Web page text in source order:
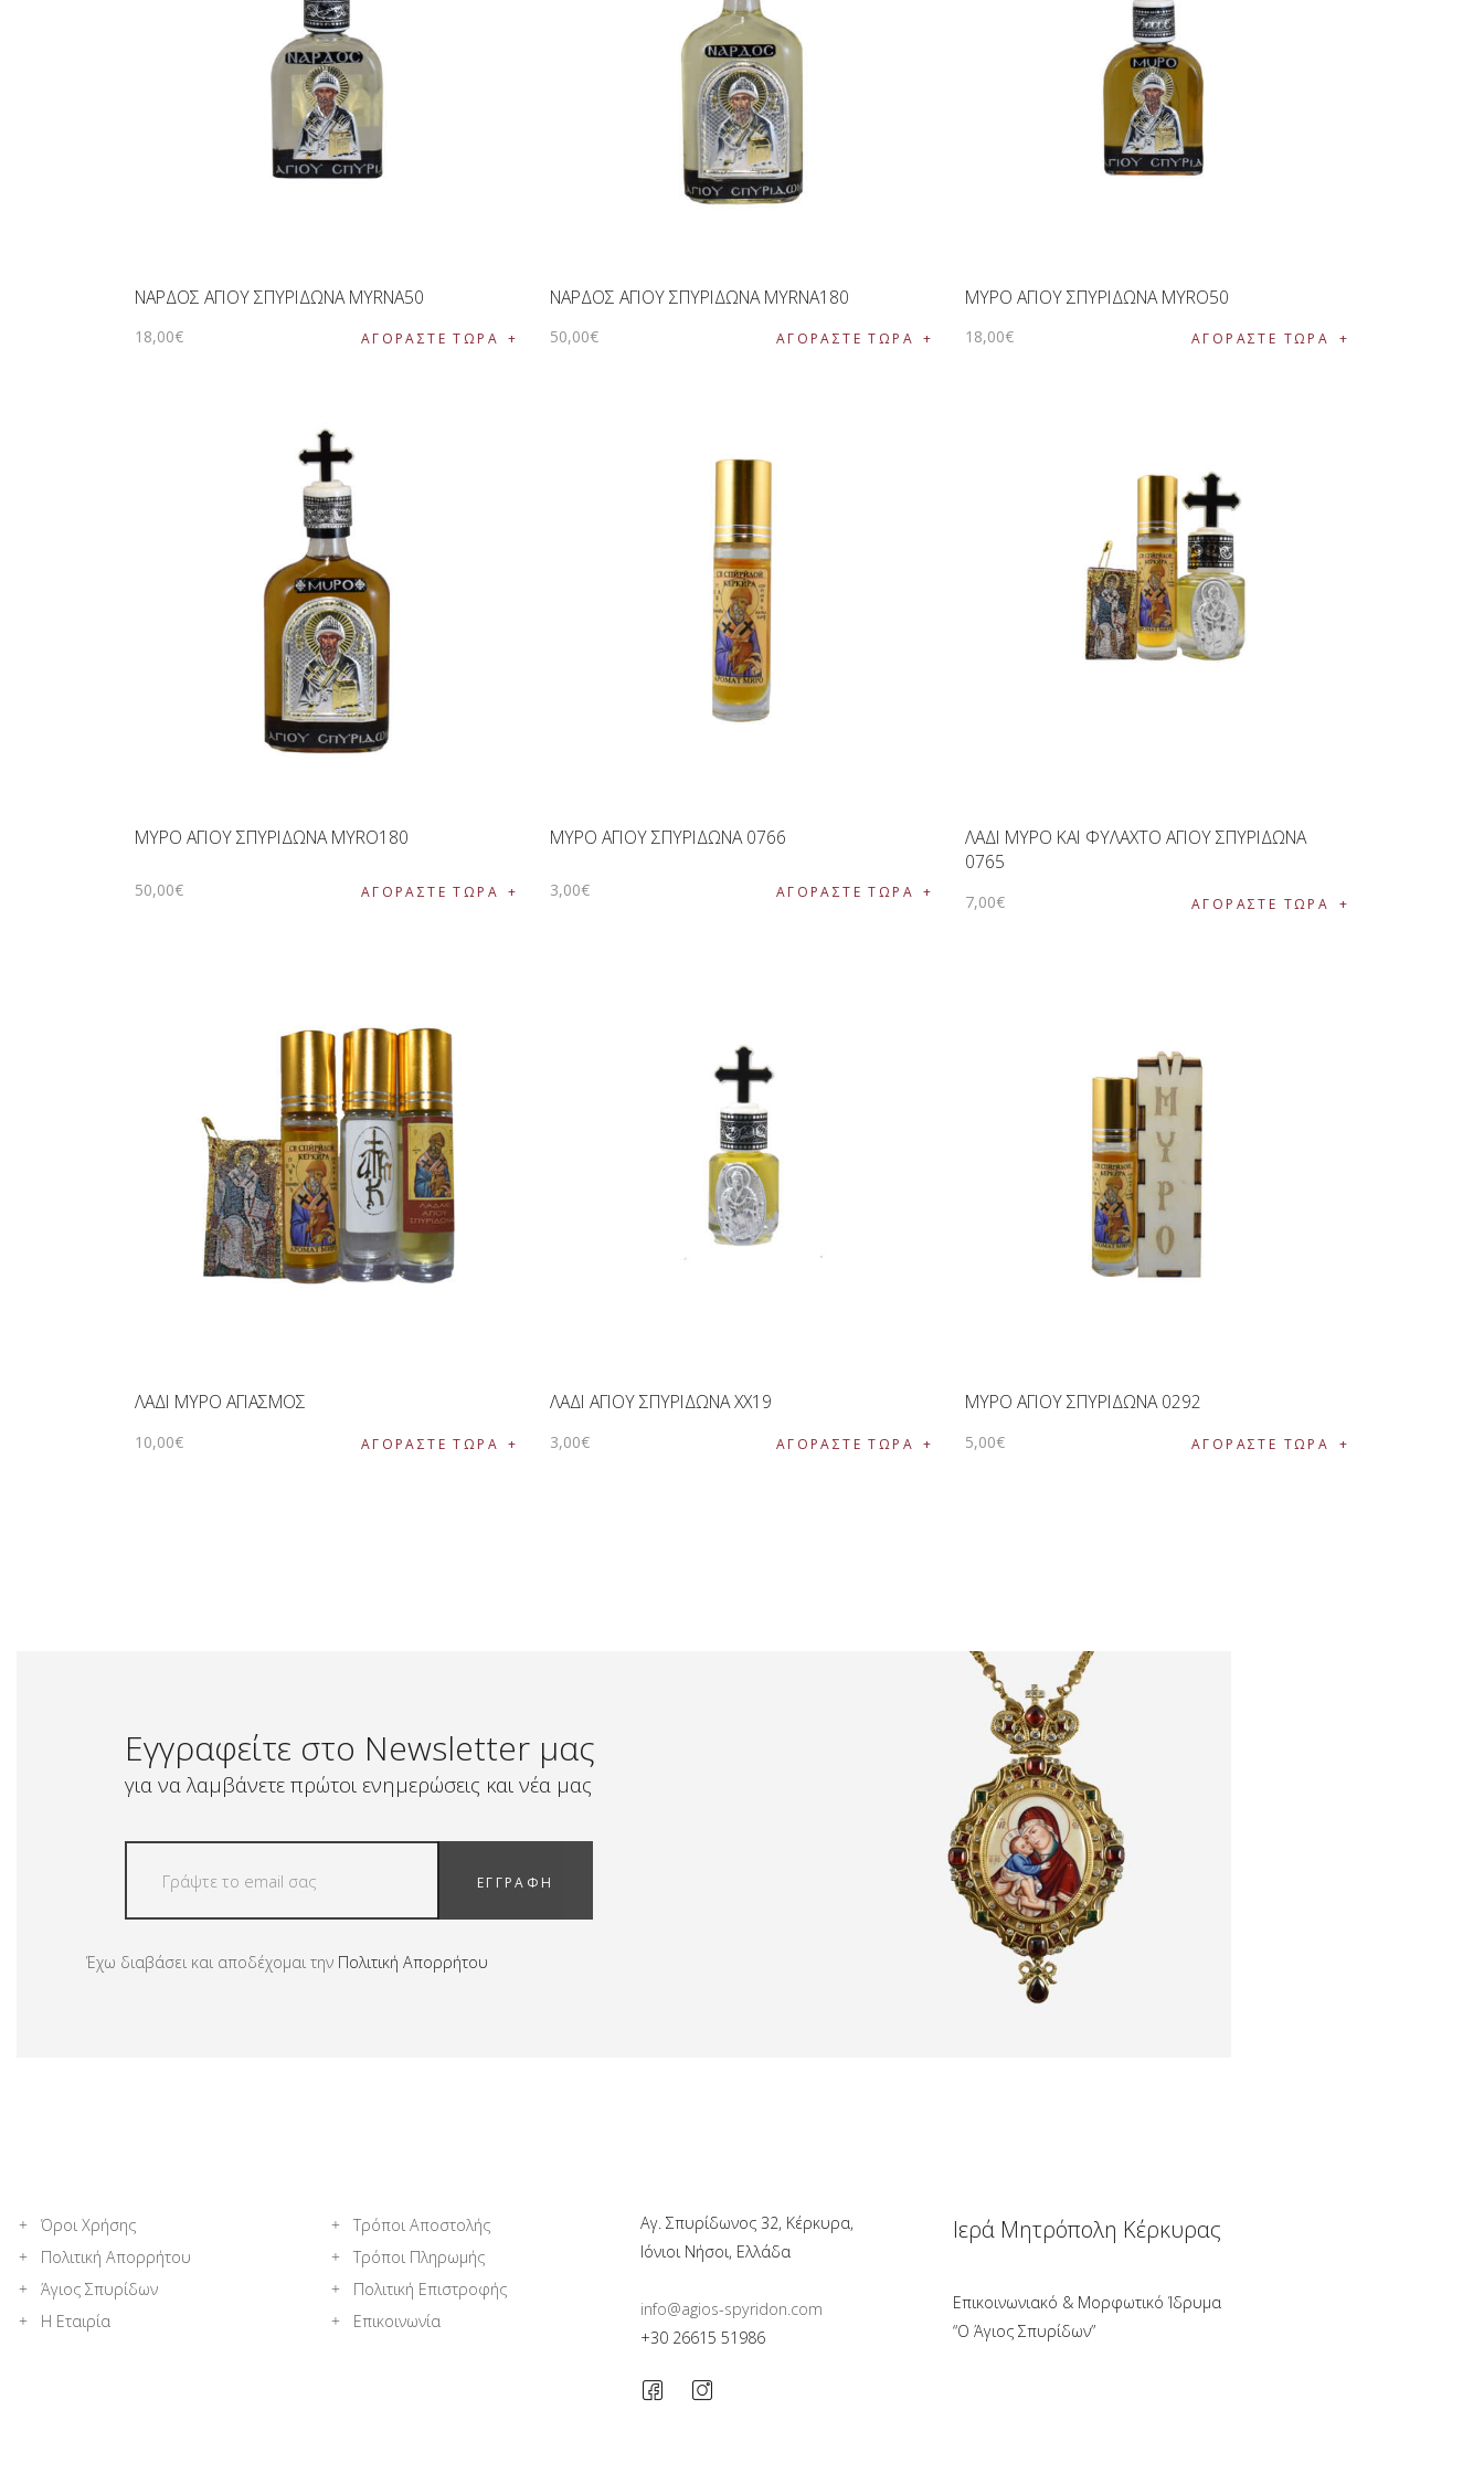
ΝΑΡΔΟΣ ΑΓΙΟΥ ΣΠΥΡΙΔΩΝΑ MYRNA50
18,00€ ΑΓΟΡΑΣΤΕ ΤΩΡΑ
ΝΑΡΔΟΣ ΑΓΙΟΥ ΣΠΥΡΙΔΩΝΑ MYRNA180
50,00€ ΑΓΟΡΑΣΤΕ ΤΩΡΑ
ΜΥΡΟ ΑΓΙΟΥ ΣΠΥΡΙΔΩΝΑ MYRO50
18,00€ ΑΓΟΡΑΣΤΕ ΤΩΡΑ
ΜΥΡΟ ΑΓΙΟΥ ΣΠΥΡΙΔΩΝΑ MYRO180
50,00€ ΑΓΟΡΑΣΤΕ ΤΩΡΑ
ΜΥΡΟ ΑΓΙΟΥ ΣΠΥΡΙΔΩΝΑ 0766
3,00€ ΑΓΟΡΑΣΤΕ ΤΩΡΑ
ΛΑΔΙ ΜΥΡΟ ΚΑΙ ΦΥΛΑΧΤΟ ΑΓΙΟΥ ΣΠΥΡΙΔΩΝΑ
0765
7,00€ ΑΓΟΡΑΣΤΕ ΤΩΡΑ
ΛΑΔΙ ΜΥΡΟ ΑΓΙΑΣΜΟΣ
10,00€ ΑΓΟΡΑΣΤΕ ΤΩΡΑ
ΛΑΔΙ ΑΓΙΟΥ ΣΠΥΡΙΔΩΝΑ ΧΧ19
3,00€ ΑΓΟΡΑΣΤΕ ΤΩΡΑ
ΜΥΡΟ ΑΓΙΟΥ ΣΠΥΡΙΔΩΝΑ 0292
5,00€ ΑΓΟΡΑΣΤΕ ΤΩΡΑ
Εγγραφείτε στο Newsletter μας
για να λαμβάνετε πρώτοι ενημερώσεις και νέα μας
ΕΓΓΡΑΦΗ
Έχω διαβάσει και αποδέχομαι την Πολιτική Απορρήτου
Όροι Χρήσης
Πολιτική Απορρήτου
Άγιος Σπυρίδων
Η Εταιρία
Τρόποι Αποστολής
Τρόποι Πληρωμής
Πολιτική Επιστροφής
Επικοινωνία
Αγ. Σπυρίδωνος 32, Κέρκυρα,
Ιόνιοι Νήσοι, Ελλάδα
info@agios-spyridon.com
+30 26615 51986
Ιερά Μητρόπολη Κέρκυρας
Επικοινωνιακό & Μορφωτικό Ίδρυμα
“Ο Άγιος Σπυρίδων”